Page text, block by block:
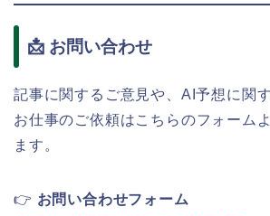
📩 お問い合わせ
記事に関するご意見や、AI予想に関
お仕事のご依頼はこちらのフォーム
ます。
👉 お問い合わせフォーム